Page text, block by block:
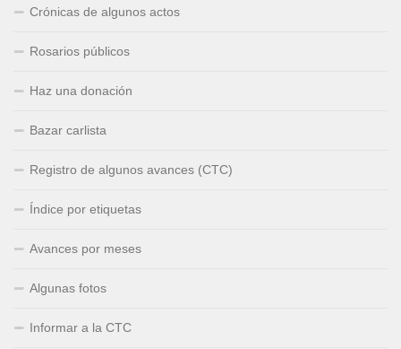
Crónicas de algunos actos
Rosarios públicos
Haz una donación
Bazar carlista
Registro de algunos avances (CTC)
Índice por etiquetas
Avances por meses
Algunas fotos
Informar a la CTC